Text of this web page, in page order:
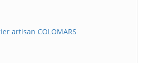
artisan COLOMARS